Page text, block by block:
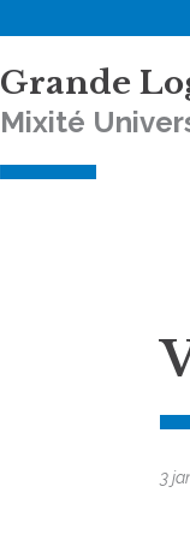
Grande
Mixité
3